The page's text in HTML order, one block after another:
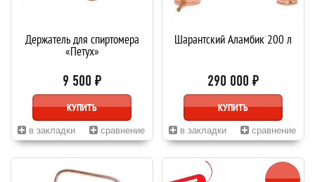
Держатель для спиртомера
«Петух»
9 500 ₽
КУПИТЬ
в закладки сравнение
Шарантский Аламбик 200 л
290 000 ₽
КУПИТЬ
в закладки сравнение